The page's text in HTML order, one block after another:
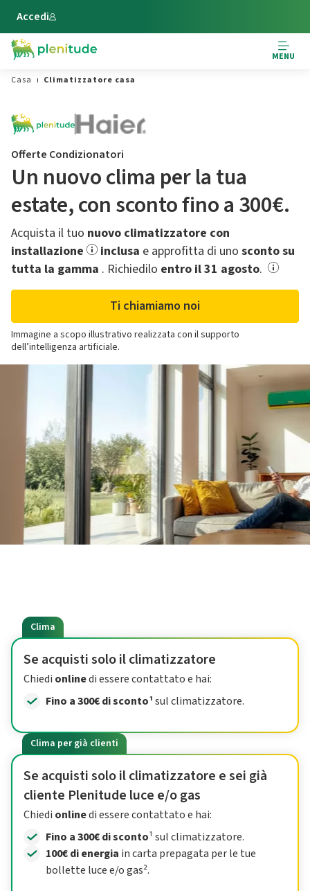
Vai al contenuto principale
Accedi
MENU
Casa
Climatizzatore casa
Offerte Condizionatori
Un nuovo clima per la tua
estate,​ con sconto fino a 300€.
Acquista il tuo nuovo climatizzatore con
installazione
inclusa e approfitta di uno sconto su
tutta la gamma .​ Richiedilo entro il 31 agosto.
Ti chiamiamo noi
Immagine a scopo illustrativo realizzata con il supporto
dell’intelligenza artificiale.
Clima
Se acquisti solo il climatizzatore
Chiedi onlinedi essere contattato e hai:
Fino a 300€ di sconto¹sul climatizzatore.
Clima per già clienti
Se acquisti solo il climatizzatore e sei già
cliente Plenitude luce e/o gas
Chiedi onlinedi essere contattato e hai:
Fino a 300€ di sconto¹ sul climatizzatore.
100€ di energia in carta prepagata per le tue
bollette luce e/o gas².